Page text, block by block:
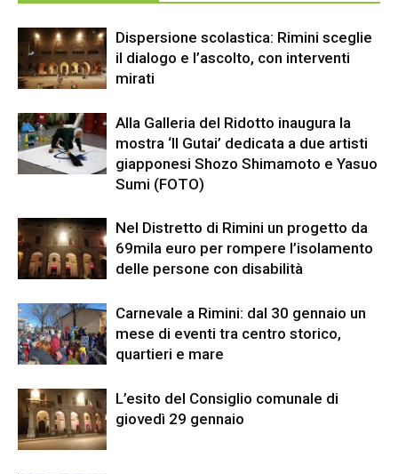
Dispersione scolastica: Rimini sceglie
il dialogo e l’ascolto, con interventi
mirati
Alla Galleria del Ridotto inaugura la
mostra ‘Il Gutai’ dedicata a due artisti
giapponesi Shozo Shimamoto e Yasuo
Sumi (FOTO)
Nel Distretto di Rimini un progetto da
69mila euro per rompere l’isolamento
delle persone con disabilità
Carnevale a Rimini: dal 30 gennaio un
mese di eventi tra centro storico,
quartieri e mare
L’esito del Consiglio comunale di
giovedì 29 gennaio